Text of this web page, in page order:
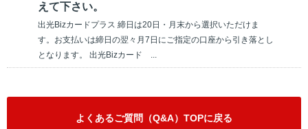
えて下さい。
出光Bizカードプラス 締日は20日・月末から選択いただけま
す。お支払いは締日の翌々月7日にご指定の口座から引き落とし
となります。 出光Bizカード ...
よくあるご質問（Q&A）TOPに戻る